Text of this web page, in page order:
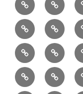
（縦
長）
ッ
セ
ン
ジ
ャ
ー
シ
ン
カ
バ
ー
ボ
ッ
ク
ス
型
ボ
ス
ト
ン
⑳
ハ
ン
ド
バ
ッ
お
取
引
の
流
れ
プ
ラ
イ
バ
ラ
ン
デ
ィ
㉒
エ
㉓
楽